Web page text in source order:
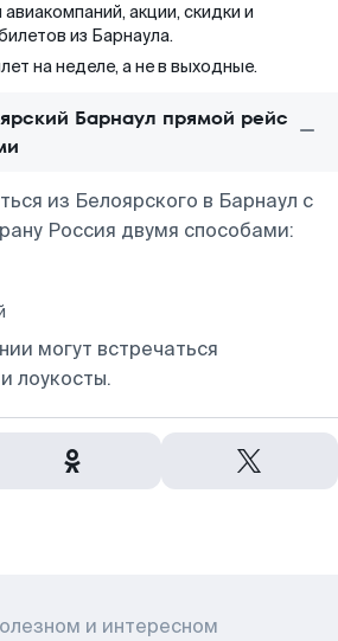
акции, скидки и
из Барнаула.
на неделе, а не в выходные.
Барнаул прямой рейс
из Белоярского в Барнаул с
Россия двумя способами:
могут встречаться
лоукосты.
и интересном